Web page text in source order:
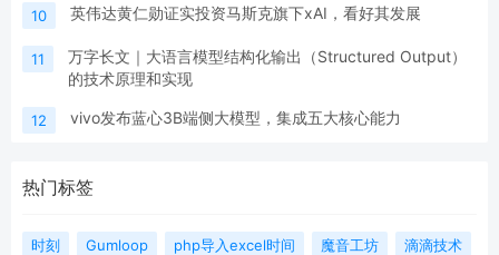
10 英伟达黄仁勋证实投资马斯克旗下xAI，看好其发展
11
万字长文｜大语言模型结构化输出（Structured Output）
的技术原理和实现
12 vivo发布蓝心3B端侧大模型，集成五大核心能力
热门标签
时刻 Gumloop php导入excel时间 魔音工坊
滴滴技术